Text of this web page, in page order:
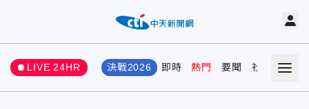
LIVE 24HR 決戰2026 即時 熱門 要聞 社會 娛樂